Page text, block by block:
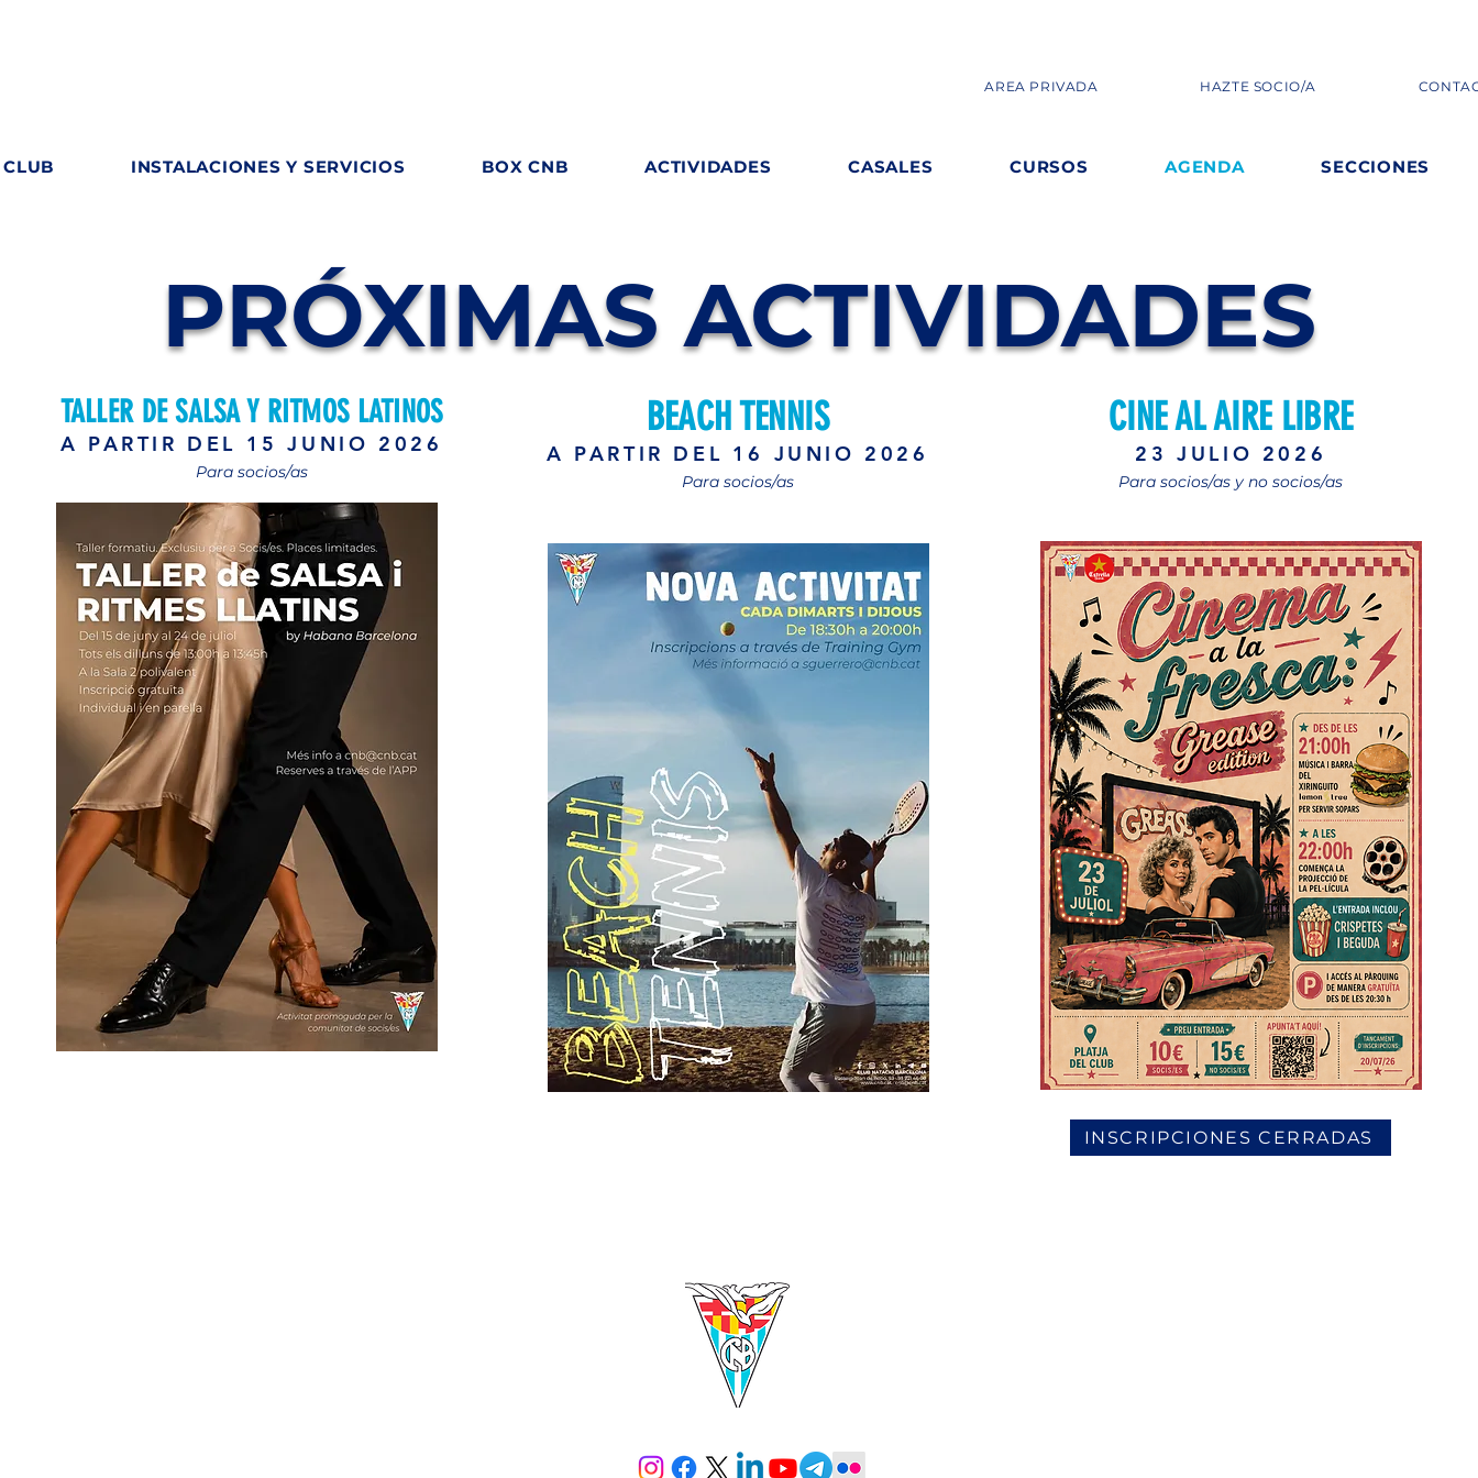
AREA PRIVADA HAZTE SOCIO/A
INSTALACIONES Y SERVICIOS BOX CNB ACTIVIDADES CASALES CURSOS AGENDA SECCIONES
PRÓXIMAS ACTIVIDADES
TALLER DE SALSA Y RITMOS LATINOS
A PARTIR DEL 15 JUNIO 2026
Para socios/as
BEACH TENNIS
A PARTIR DEL 16 JUNIO 2026
Para socios/as
CINE AL AIRE LIBRE
23 JULIO 2026
Para socios/as y no socios/as
INSCRIPCIONES CERRADAS